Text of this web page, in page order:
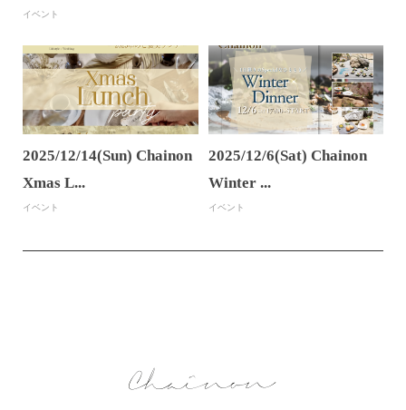
イベント
2025/12/14(Sun) Chainon
Xmas L...
イベント
2025/12/6(Sat) Chainon
Winter ...
イベント